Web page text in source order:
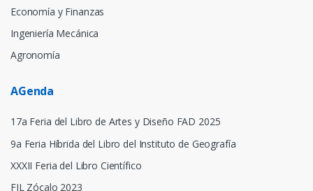
Economía y Finanzas
Ingeniería Mecánica
Agronomía
AGenda
17a Feria del Libro de Artes y Diseño FAD 2025
9a Feria Híbrida del Libro del Instituto de Geografía
XXXII Feria del Libro Científico
FIL Zócalo 2023